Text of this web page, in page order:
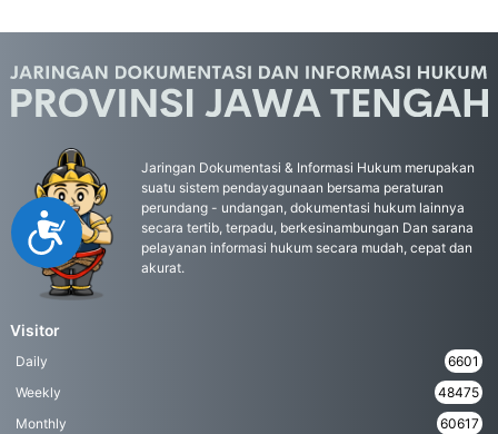
Accessibility
Jaringan Dokumentasi & Informasi Hukum merupakan
suatu sistem pendayagunaan bersama peraturan
perundang - undangan, dokumentasi hukum lainnya
secara tertib, terpadu, berkesinambungan Dan sarana
pelayanan informasi hukum secara mudah, cepat dan
akurat.
Visitor
Daily
6601
Weekly
48475
Monthly
60617